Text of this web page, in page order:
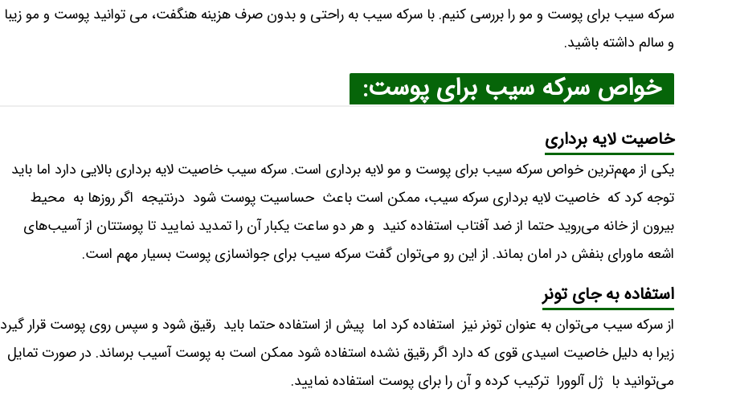
سرکه سیب برای پوست و مو را بررسی کنیم. با سرکه سیب به راحتی و بدون صرف هزینه‌ هنگفت، می توانید پوست و مو زیبا
و سالم داشته باشید.
خواص سرکه سیب برای پوست:
خاصیت لایه برداری
یکی از مهم‌ترین خواص سرکه سیب برای پوست و مو لایه برداری است. سرکه سیب خاصیت لایه برداری بالایی دارد اما باید
توجه کرد که خاصیت لایه برداری سرکه سیب، ممکن است باعث حساسیت پوست شود درنتیجه اگر روزها به محیط
بیرون از خانه می‌روید حتما از ضد آفتاب استفاده کنید و هر دو ساعت یکبار آن را تمدید نمایید تا پوستتان از آسیب‌های
اشعه ماورای بنفش در امان بماند. از این رو می‌توان گفت سرکه سیب برای جوانسازی پوست بسیار مهم است.
استفاده به جای تونر
از سرکه سیب می‌توان به عنوان تونر نیز استفاده کرد اما پیش از استفاده حتما باید رقیق شود و سپس روی پوست قرار گیرد
زیرا به دلیل خاصیت اسیدی قوی که دارد اگر رقیق نشده استفاده شود ممکن است به پوست آسیب برساند. در صورت تمایل
می‌توانید با ژل آلوورا ترکیب کرده و آن را برای پوست استفاده نمایید.